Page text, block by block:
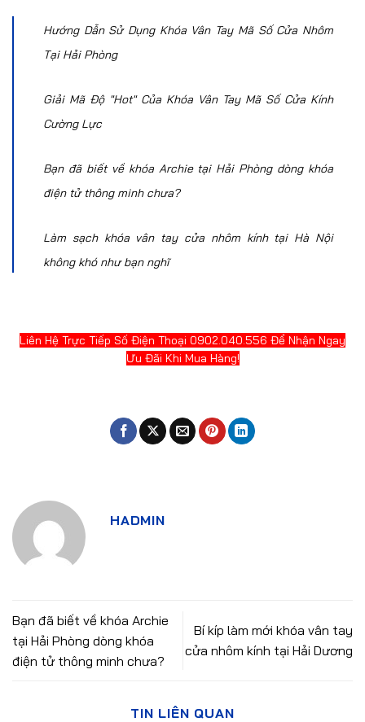
Hướng Dẫn Sử Dụng Khóa Vân Tay Mã Số Cửa Nhôm
Tại Hải Phòng
Giải Mã Độ "Hot" Của Khóa Vân Tay Mã Số Cửa Kính
Cường Lực
Bạn đã biết về khóa Archie tại Hải Phòng dòng khóa
điện tử thông minh chưa?
Làm sạch khóa vân tay cửa nhôm kính tại Hà Nội
không khó như bạn nghĩ
Liên Hệ Trực Tiếp Số Điện Thoại 0902.040.556 Để Nhận Ngay
Ưu Đãi Khi Mua Hàng!
HADMIN
Bạn đã biết về khóa Archie
tại Hải Phòng dòng khóa
điện tử thông minh chưa?
Bí kíp làm mới khóa vân tay
cửa nhôm kính tại Hải Dương
TIN LIÊN QUAN